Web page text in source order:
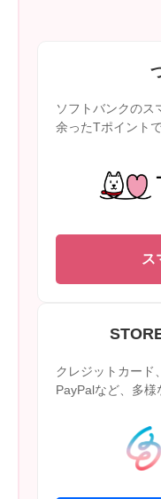
ソフトバンクのス
余ったTポイント
ス
クレジットカード
PayPalなど、多様